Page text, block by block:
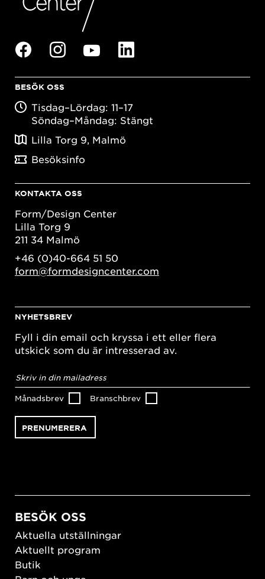
BESÖK OSS
Tisdag–Lördag: 11–17
Söndag–Måndag: Stängt
Lilla Torg 9, Malmö
Besöksinfo
KONTAKTA OSS
Form/Design Center
Lilla Torg 9
211 34 Malmö
+46 (0)40-664 51 50
form@formdesigncenter.com
NYHETSBREV
Fyll i din email och kryssa i ett eller flera
utskick som du är intresserad av.
postadress*
Månadsbrev Branschbrev
BESÖK OSS
Aktuella utställningar
Aktuellt program
Butik